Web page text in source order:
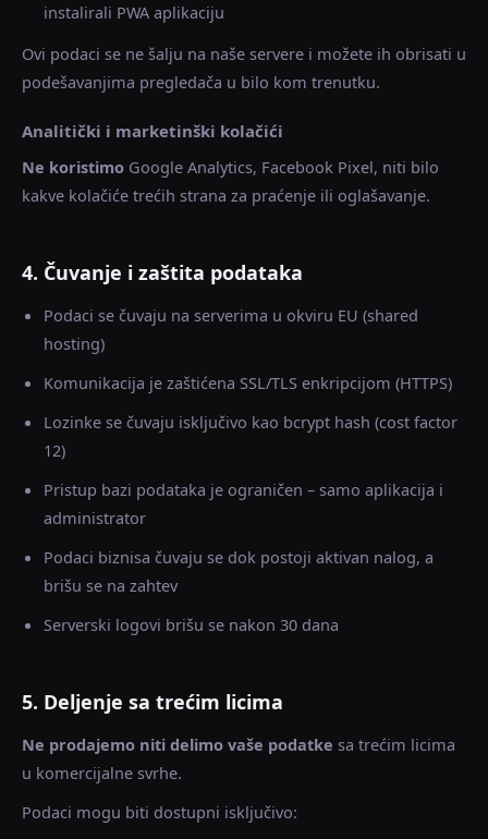
instalirali PWA aplikaciju
Ovi podaci se ne šalju na naše servere i možete ih obrisati u
podešavanjima pregledača u bilo kom trenutku.
Analitički i marketinški kolačići
Ne koristimo Google Analytics, Facebook Pixel, niti bilo
kakve kolačiće trećih strana za praćenje ili oglašavanje.
4. Čuvanje i zaštita podataka
Podaci se čuvaju na serverima u okviru EU (shared
hosting)
Komunikacija je zaštićena SSL/TLS enkripcijom (HTTPS)
Lozinke se čuvaju isključivo kao bcrypt hash (cost factor
12)
Pristup bazi podataka je ograničen – samo aplikacija i
administrator
Podaci biznisa čuvaju se dok postoji aktivan nalog, a
brišu se na zahtev
Serverski logovi brišu se nakon 30 dana
5. Deljenje sa trećim licima
Ne prodajemo niti delimo vaše podatke sa trećim licima
u komercijalne svrhe.
Podaci mogu biti dostupni isključivo: